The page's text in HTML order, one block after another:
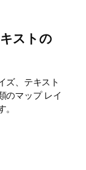
ストの
ズ、テキスト
のマップ レイ